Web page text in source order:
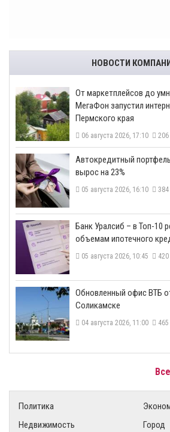
НОВОСТИ
От маркетплейсов до
МегаФон запустил
Пермского края
06 августа 2026, 17:10 206
​Автокредитный
вырос на 23%
05 августа 2026, 16:10 384
​Банк Уралсиб – в Топ-10
объемам ипотечного
05 августа 2026, 10:45 420
​Обновленный офис ВТБ
Соликамске
04 августа 2026, 11:00 465
Политика
Недвижимость
Город